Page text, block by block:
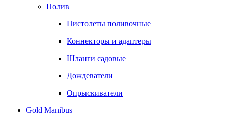
Полив
Пистолеты поливочные
Коннекторы и адаптеры
Шланги садовые
Дождеватели
Опрыскиватели
Gold Manibus